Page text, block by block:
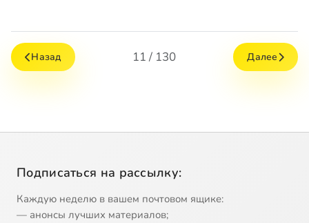
Назад 11 / 130 Далее
Подписаться на рассылку:
Каждую неделю в вашем почтовом ящике:
— анонсы лучших материалов;